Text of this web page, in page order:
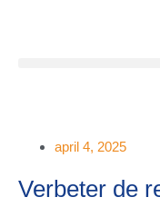
april 4, 2025
Verbeter de